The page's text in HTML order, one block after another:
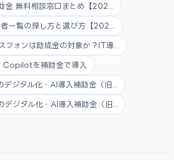
金 無料相談窓口まとめ【202...
一覧の探し方と選び方【202...
フォンは助成金の対象か？IT導...
を補助金で導入
ジタル化・AI導入補助金（旧...
デジタル化・AI導入補助金（旧...